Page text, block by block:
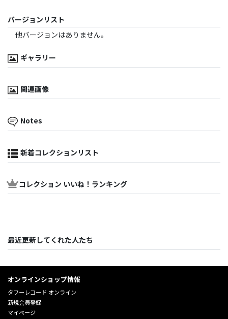
バージョンリスト
他バージョンはありません。
ギャラリー
関連画像
Notes
新着コレクションリスト
コレクション いいね！ランキング
最近更新してくれた人たち
オンラインショップ情報
タワーレコード オンライン
新規会員登録
マイページ